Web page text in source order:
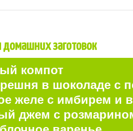
заготовок
компот
в шоколаде с
желе с имбирем и
джем с